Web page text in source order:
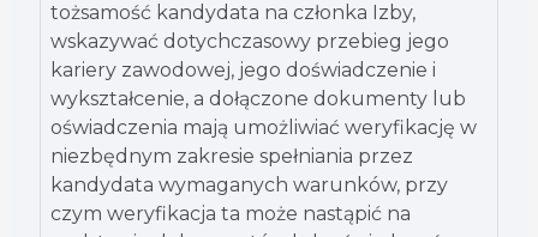
tożsamość kandydata na członka Izby,
wskazywać dotychczasowy przebieg jego
kariery zawodowej, jego doświadczenie i
wykształcenie, a dołączone dokumenty lub
oświadczenia mają umożliwiać weryfikację w
niezbędnym zakresie spełniania przez
kandydata wymaganych warunków, przy
czym weryfikacja ta może nastąpić na